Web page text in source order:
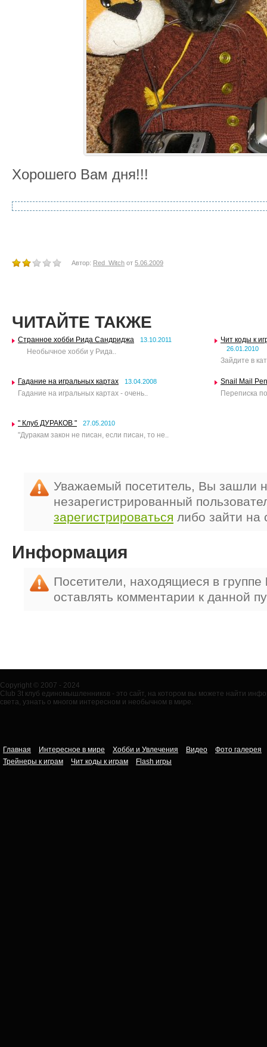
Хорошего Вам дня!!!
Автор: Red_Witch от 5.06.2009
ЧИТАЙТЕ ТАКЖЕ
Странное хобби Рида Сандриджа 13.10.2011
Необычное хобби у Рида..
Чит коды к
26.01.2010
Зайдите в
Гадание на игральных картах 13.04.2008
Гадание на игральных картах - очень..
Snail Mail
Переписка
" Клуб ДУРАКОВ " 27.05.2010
"Дуракам закон не писан, если писан, то не..
Уважаемый посетитель, Вы зашли
незарегистрированный
зарегистрироваться либо зайти на
Информация
Посетители, находящиеся в группе
оставлять комментарии к данной
Copyright © 2007 - 2024
Club 3t клуб единомышленников - это сайт, на котором вы можете найти
света, узнать о многом интересном и необычном в мире.
Главная Интересное в мире Хобби и Увлечения Видео
Фото галерея
Трейнеры к играм
Чит коды к играм Flash игры